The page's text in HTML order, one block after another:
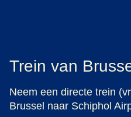
Trein van
Neem een directe trein
Brussel naar Schiphol